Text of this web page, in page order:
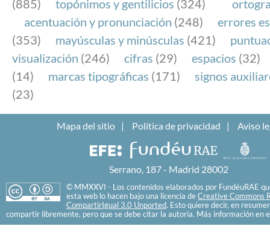
(885)
topónimos y gentilicios (324)
acentuación y pronunciación (248)
errores
(353)
mayúsculas y minúsculas (421)
visualización (246) cifras (29) espacios (32)
(14)
marcas tipográficas (171)
signos
(23)
Mapa del sitio Política de privacidad Aviso
Serrano, 187 - Madrid 28002
© MMXXVI - Los contenidos elaborados por FundéuRAE
esta web lo hacen bajo una licencia de Creative Commons
CompartirIgual 3.0 Unported. Esto quiere decir, en
compartir libremente, pero que se debe citar la autoría. Más información en